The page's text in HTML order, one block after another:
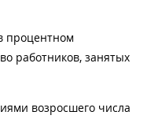
процентном
работников, занятых
возросшего числа